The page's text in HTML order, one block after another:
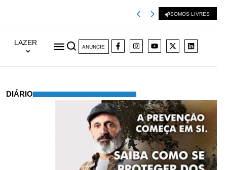
Viseu 2001
SOMOS LIVRES
LAZER
ANUNCIE
DIÁRIO